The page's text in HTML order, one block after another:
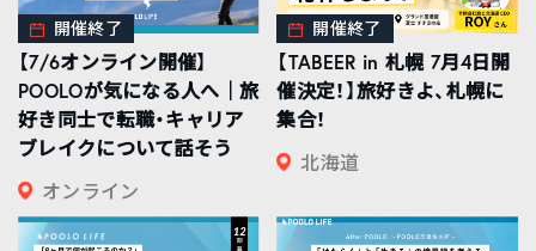
開催終了
【7/6オンライン開催】
POOLOが気になる人へ｜旅
好き同士で転職・キャリア
ブレイクについて話そう
オンライン
開催終了
【TABEER in 札幌 7月4日開
催決定！】旅好きよ、札幌に
集合！
北海道